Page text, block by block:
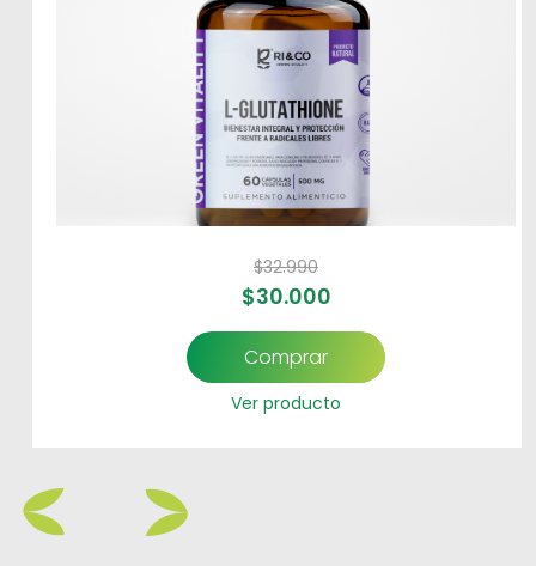
$32.990
$30.000
Comprar
Ver producto